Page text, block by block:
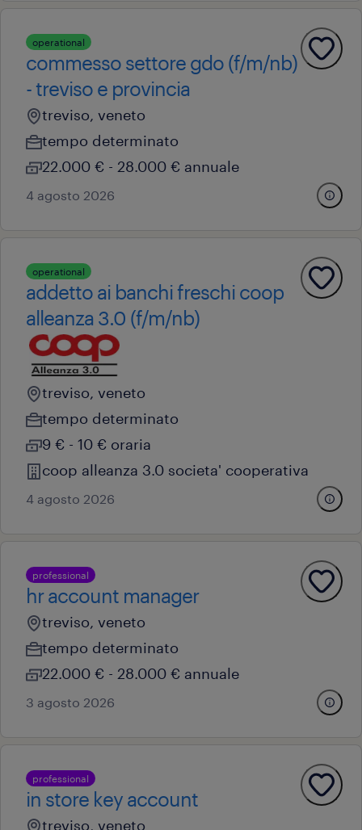
operational
commesso settore gdo (f/m/nb)
- treviso e provincia
treviso, veneto
tempo determinato
22.000 € - 28.000 € annuale
4 agosto 2026
operational
addetto ai banchi freschi coop
alleanza 3.0 (f/m/nb)
treviso, veneto
tempo determinato
9 € - 10 € oraria
coop alleanza 3.0 societa' cooperativa
4 agosto 2026
professional
hr account manager
treviso, veneto
tempo determinato
22.000 € - 28.000 € annuale
3 agosto 2026
professional
in store key account
treviso, veneto